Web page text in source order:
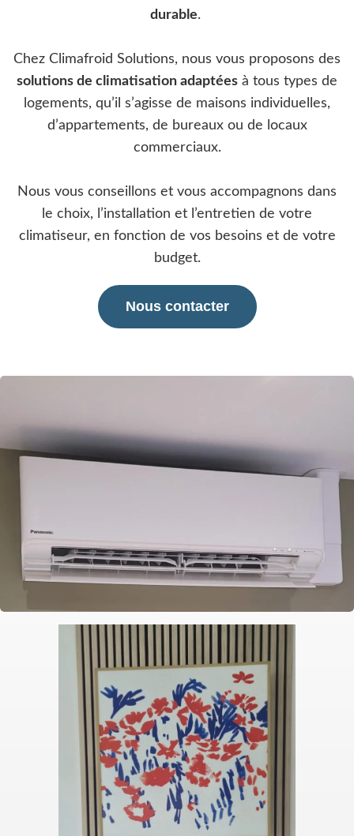
durable.
Chez Climafroid Solutions, nous vous proposons des
solutions de climatisation adaptées à tous types de
logements, qu’il s’agisse de maisons individuelles,
d’appartements, de bureaux ou de locaux
commerciaux.
Nous vous conseillons et vous accompagnons dans
le choix, l’installation et l’entretien de votre
climatiseur, en fonction de vos besoins et de votre
budget.
Nous contacter